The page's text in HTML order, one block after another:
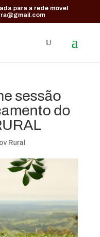
para a rede móvel
sessão
do
Rural